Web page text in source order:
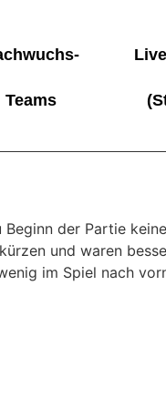
Teams
der Partie
und waren
im Spiel nach